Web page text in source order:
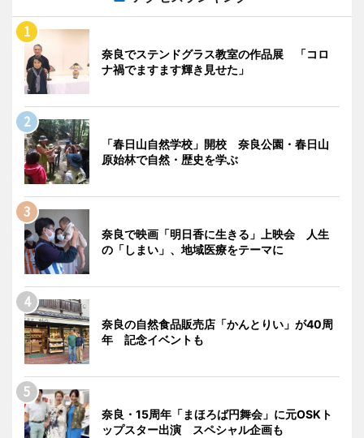
奈良でステンドグラス教室の作品展 「コロ
ナ禍でますます輝き見せた」
「春日山自然学校」開校 奈良公園・春日山
原始林で自然・歴史を学ぶ
奈良で映画「明日香に生きる」上映会 人生
の「しまい」、地域医療をテーマに
奈良の自然食品販売店「かんとりい」が40周
年 記念イベントも
奈良・15周年「まほろば円舞会」に元OSKト
ップスター出演 スペシャル企画も